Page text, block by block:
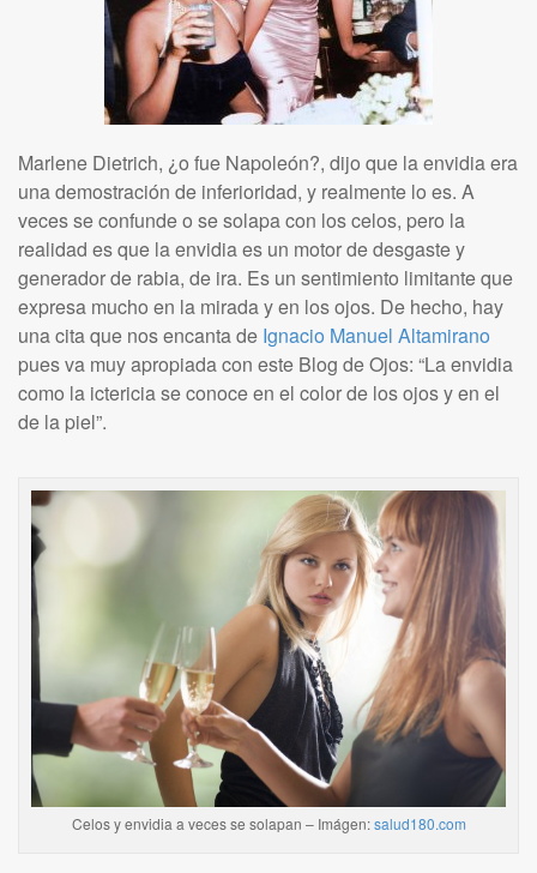
Marlene Dietrich, ¿o fue Napoleón?, dijo que la envidia era
una demostración de inferioridad, y realmente lo es. A
veces se confunde o se solapa con los celos, pero la
realidad es que la envidia es un motor de desgaste y
generador de rabia, de ira. Es un sentimiento limitante que
expresa mucho en la mirada y en los ojos. De hecho, hay
una cita que nos encanta de Ignacio Manuel Altamirano
pues va muy apropiada con este Blog de Ojos: “La envidia
como la ictericia se conoce en el color de los ojos y en el
de la piel”.
Celos y envidia a veces se solapan – Imágen:salud180.com